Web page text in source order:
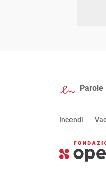
Parole
Incendi